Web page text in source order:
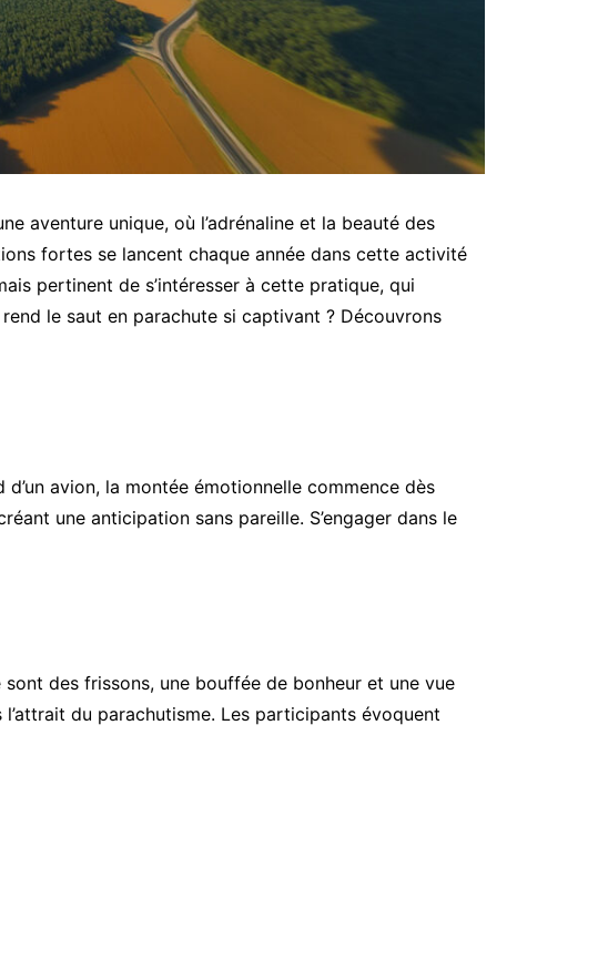
aventure unique, où l’adrénaline et la beauté des
fortes se lancent chaque année dans cette activité
pertinent de s’intéresser à cette pratique, qui
le saut en parachute si captivant ? Découvrons
avion, la montée émotionnelle commence dès
une anticipation sans pareille. S’engager dans le
des frissons, une bouffée de bonheur et une vue
du parachutisme. Les participants évoquent